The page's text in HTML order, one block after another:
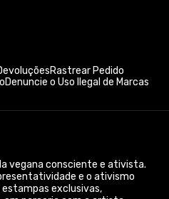
algodão apresenta
com a ecocel, uma
provenientes de madeira
também técnicas de
impacto ambiental, com
(DTG) ou Silk Hd, sem
uma marca brasileira, feita
print on demand, ou seja,
marca é estampada antes da
não ocorra o desperdício de
pequena que busca sempre